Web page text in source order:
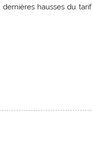
hausses du tarif